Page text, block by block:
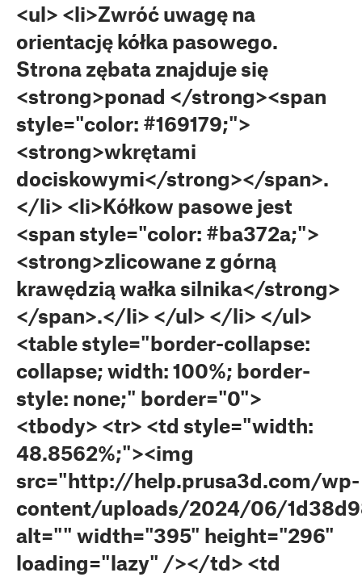
<ul> <li>Zwróć uwagę na
orientację kółka pasowego.
Strona zębata znajduje się
<strong>ponad </strong><span
style="color: #169179;">
<strong>wkrętami
dociskowymi</strong></span>.
</li> <li>Kółkow pasowe jest
<span style="color: #ba372a;">
<strong>zlicowane z górną
krawędzią wałka silnika</strong>
</span>.</li> </ul> </li> </ul>
<table style="border-collapse:
collapse; width: 100%; border-
style: none;" border="0">
<tbody> <tr> <td style="width:
48.8562%;"><img
src="http://help.prusa3d.com/wp-
content/uploads/2024/06/
alt="" width="395" height="296"
loading="lazy" /></td> <td